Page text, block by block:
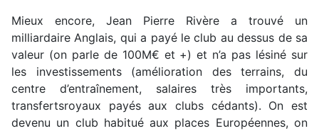
Mieux encore, Jean Pierre Rivère a trouvé un
milliardaire Anglais, qui a payé le club au dessus de sa
valeur (on parle de 100M€ et +) et n’a pas lésiné sur
les investissements (amélioration des terrains, du
centre d’entraînement, salaires très importants,
transfertsroyaux payés aux clubs cédants). On est
devenu un club habitué aux places Européennes, on